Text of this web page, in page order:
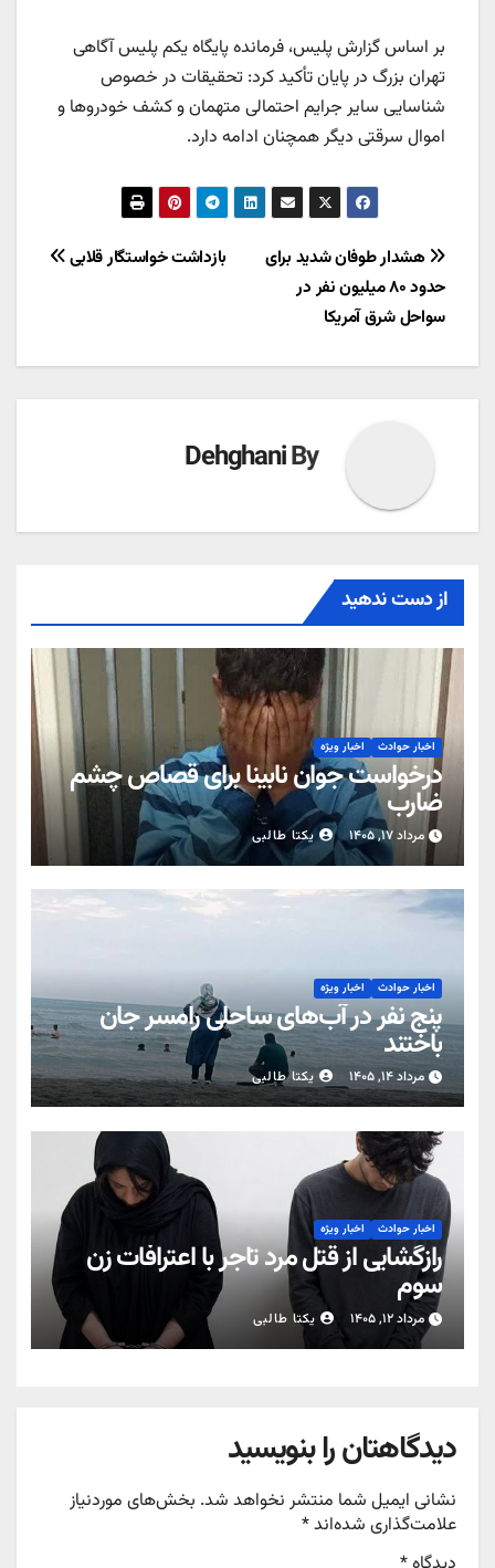
بر اساس گزارش پلیس، فرمانده پایگاه یکم پلیس آگاهی
تهران بزرگ در پایان تأکید کرد: تحقیقات در خصوص
شناسایی سایر جرایم احتمالی متهمان و کشف خودروها و
اموال سرقتی دیگر همچنان ادامه دارد.
راهبری
نوشته
بازداشت خواستگار قلابی
هشدار طوفان شدید برای
حدود ۸۰ میلیون‌ نفر در
سواحل شرق آمریکا
By
Dehghani
از دست ندهید
اخبار حوادث اخبار ویژه
درخواست جوان نابینا برای قصاص چشم
ضارب
مرداد ۱۷, ۱۴۰۵ یکتا طالبی
اخبار حوادث اخبار ویژه
پنج نفر در آب‌های ساحلی رامسر جان
باختند
مرداد ۱۴, ۱۴۰۵ یکتا طالبی
اخبار حوادث اخبار ویژه
رازگشایی از قتل مرد تاجر با اعترافات زن
سوم
مرداد ۱۲, ۱۴۰۵ یکتا طالبی
دیدگاهتان را بنویسید
نشانی ایمیل شما منتشر نخواهد شد. بخش‌های موردنیاز
علامت‌گذاری شده‌اند*